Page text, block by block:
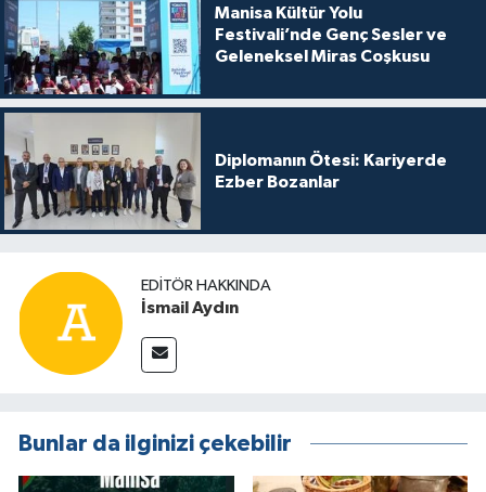
Manisa Kültür Yolu
Festivali’nde Genç Sesler ve
Geleneksel Miras Coşkusu
Diplomanın Ötesi: Kariyerde
Ezber Bozanlar
EDITÖR HAKKINDA
İsmail Aydın
Bunlar da ilginizi çekebilir